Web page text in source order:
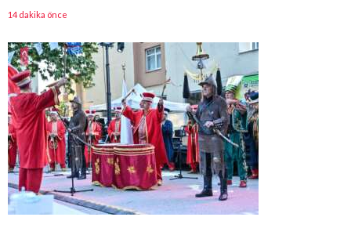
14 dakika önce